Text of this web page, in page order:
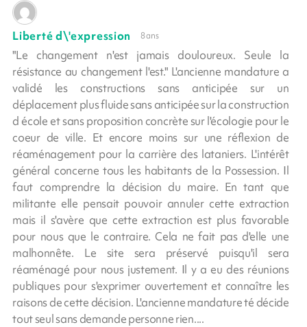
Liberté d\'expression 8 ans
"Le changement n'est jamais douloureux. Seule la
résistance au changement l'est." L'ancienne mandature a
validé les constructions sans anticipée sur un
déplacement plus fluide sans anticipée sur la construction
d école et sans proposition concrète sur l'écologie pour le
coeur de ville. Et encore moins sur une réflexion de
réaménagement pour la carrière des lataniers. L'intérêt
général concerne tous les habitants de la Possession. Il
faut comprendre la décision du maire. En tant que
militante elle pensait pouvoir annuler cette extraction
mais il s'avère que cette extraction est plus favorable
pour nous que le contraire. Cela ne fait pas d'elle une
malhonnête. Le site sera préservé puisqu'il sera
réaménagé pour nous justement. Il y a eu des réunions
publiques pour s'exprimer ouvertement et connaître les
raisons de cette décision. L'ancienne mandature té décide
tout seul sans demande personne rien....